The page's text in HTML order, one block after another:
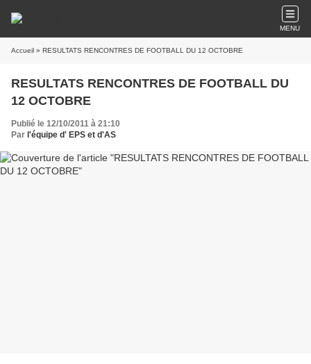
MENU
Accueil » RESULTATS RENCONTRES DE FOOTBALL DU 12 OCTOBRE
RESULTATS RENCONTRES DE FOOTBALL DU
12 OCTOBRE
Publié le 12/10/2011 à 21:10
Par l'équipe d' EPS et d'AS